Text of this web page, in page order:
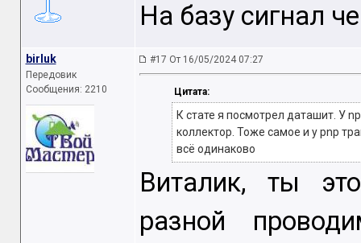
На базу сигнал
birluk
Передовик
Сообщения: 2210
#17 От 16/05/2024 07:27
Цитата:
К стате я посмотрел даташит. У
коллектор. Тоже самое и у pnp
всё одинаково
Виталик, ты
разной